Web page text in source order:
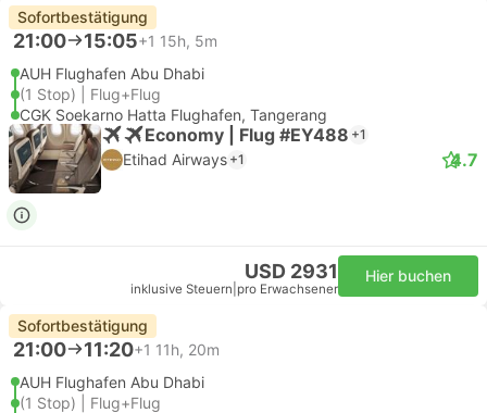
Sofortbestätigung
21:00 15:05+1 15h, 5m
AUH Flughafen Abu Dhabi
(1 Stop) | Flug+Flug
CGK Soekarno Hatta Flughafen, Tangerang
Economy | Flug #EY488 +1
Etihad Airways +1 4.7
USD 2931
inklusive Steuern pro Erwachsener
Hier buchen
Sofortbestätigung
21:00 11:20+1 11h, 20m
AUH Flughafen Abu Dhabi
(1 Stop) | Flug+Flug